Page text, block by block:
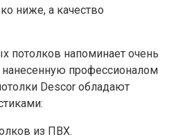
ниже, а качество
потолков напоминает очень
профессионалом
Descor обладают
из ПВХ.